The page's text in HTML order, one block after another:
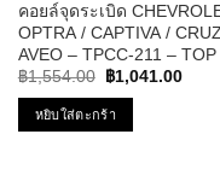
คอยล์จุดระเบิด
OPTRA / CAPTIVA /
AVEO – TPCC-211 – TOP
PERFORMANCE – คอยล์หัว
เทียน ออฟต้า อาวีโอ้ ครูซ
฿1,554.00
Original
price
was:
฿1,554.00.
฿1,041.00
หยิบใส่ตะกร้า